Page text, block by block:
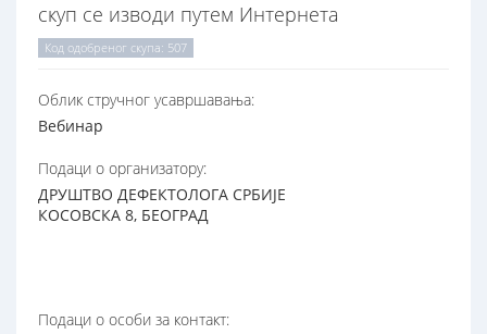
скуп се изводи путем Интернета
Код одобреног скупа: 507
Oблик стручног усавршавања:
Вебинар
Подаци о организатору:
ДРУШТВО ДЕФЕКТОЛОГА СРБИЈЕ
КОСОВСКА 8, БЕОГРАД
Подаци о особи за контакт: